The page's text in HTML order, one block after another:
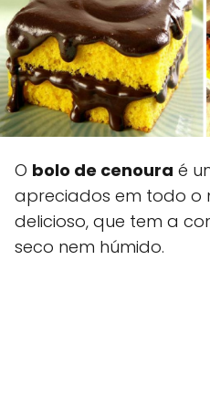
O bolo de cenoura é
apreciados em todo o
delicioso, que tem a
seco nem húmido.